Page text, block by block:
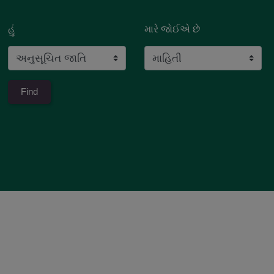
ટેલેન્ટ પુલ યોજનાનું સ્કુલ ફોર્મ
Post on : 31 Aug 2024
મહારાજા સયાજી ગાયકવાડ અનુસૂચિત જાતિ સાહિત્ય
પ્રકાશન સહાય યોજના - અરજીઓ મેળવવા માટે
જાહેરાતનો નમુનો
હું મારે જોઈએ છે